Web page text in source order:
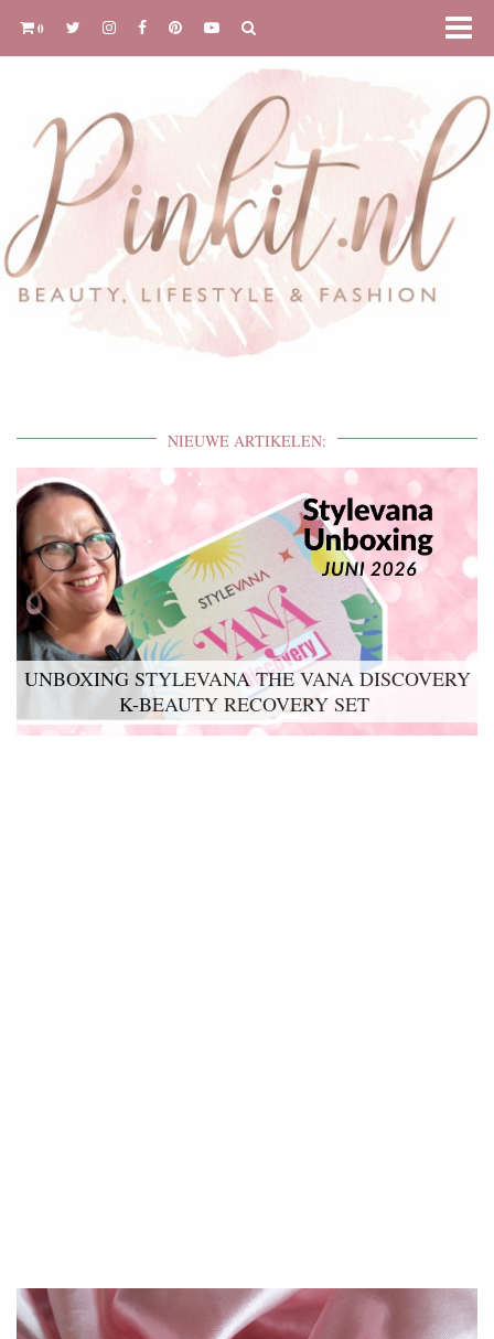
0
NIEUWE ARTIKELEN:
UNBOXING STYLEVANA THE VANA DISCOVERY
K-BEAUTY RECOVERY SET
LYKO LOVABLES THE BDAY KIT 2026 UNBOXING